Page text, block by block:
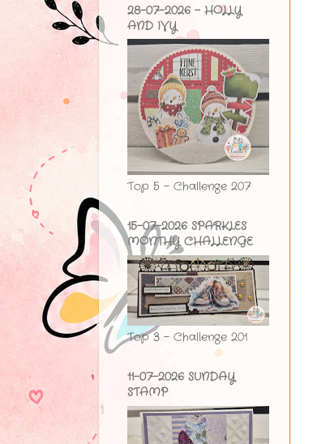
28-07-2026 - HOLLY
AND IVY
Top 5 - Challenge 207
15-07-2026 SPARKLES
MONTHY CHALLENGE
Top 3 - Challenge 201
11-07-2026 SUNDAY
STAMP